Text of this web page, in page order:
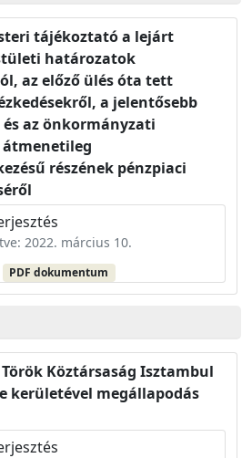
tájékoztató a lejárt
határozatok
az előző ülés óta tett
a jelentősebb
az önkormányzati
átmenetileg
részének pénzpiaci
2022. március 10.
PDF dokumentum
Köztársaság Isztambul
kerületével megállapodás